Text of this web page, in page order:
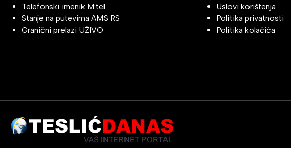
Telefonski imenik M:tel
Stanje na putevima AMS RS
Granični prelazi UŽIVO
Uslovi korištenja
Politika privatnosti
Politika kolačića